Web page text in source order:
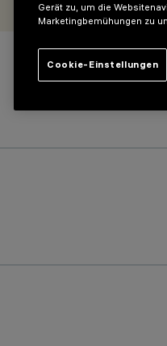
Gerät zu, um die
Marketingbemühungen zu
Cookie-Einstellungen